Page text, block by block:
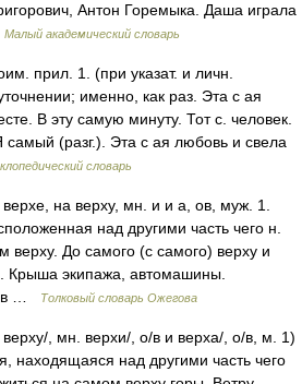
Антон Горемыка. Даша играла
Малый академический словарь
прил. 1. (при указат. и личн.
именно, как раз. Эта с ая
В эту самую минуту. Тот с. человек.
(разг.). Эта с ая любовь и свела
словарь
на верху, мн. и и а, ов, муж. 1.
над другими часть чего н.
До самого (с самого) верху и
Крыша экипажа, автомашины.
в …
Толковый словарь Ожегова
, мн. верхи/, о/в и верха/, о/в, м. 1)
находящаяся над другими часть чего